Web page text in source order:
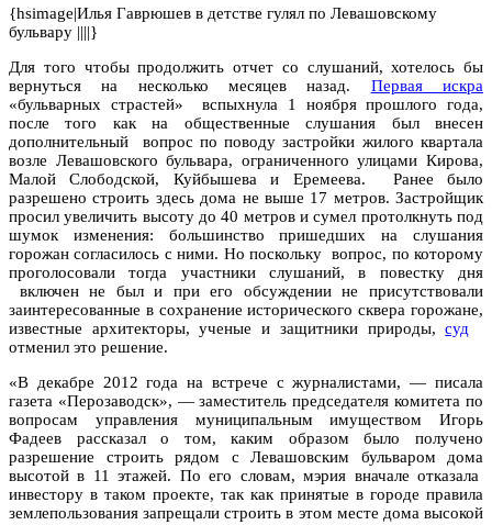
{hsimage|Илья Гаврюшев в детстве гулял по Левашовскому
бульвару ||||}
Для того чтобы продолжить отчет со слушаний, хотелось бы
вернуться на несколько месяцев назад. Первая искра
«бульварных страстей» вспыхнула 1 ноября прошлого года,
после того как на общественные слушания был внесен
дополнительный вопрос по поводу застройки жилого квартала
возле Левашовского бульвара, ограниченного улицами Кирова,
Малой Слободской, Куйбышева и Еремеева. Ранее было
разрешено строить здесь дома не выше 17 метров. Застройщик
просил увеличить высоту до 40 метров и сумел протолкнуть под
шумок изменения: большинство пришедших на слушания
горожан согласилось с ними. Но поскольку вопрос, по которому
проголосовали тогда участники слушаний, в повестку дня
включен не был и при его обсуждении не присутствовали
заинтересованные в сохранение исторического сквера горожане,
известные архитекторы, ученые и защитники природы,суд
отменил это решение.
«В декабре 2012 года на встрече с журналистами, — писала
газета «Перозаводск», — заместитель председателя комитета по
вопросам управления муниципальным имуществом Игорь
Фадеев рассказал о том, каким образом было получено
разрешение строить рядом с Левашовским бульваром дома
высотой в 11 этажей. По его словам, мэрия вначале отказала
инвестору в таком проекте, так как принятые в городе правила
землепользования запрещали строить в этом месте дома высокой